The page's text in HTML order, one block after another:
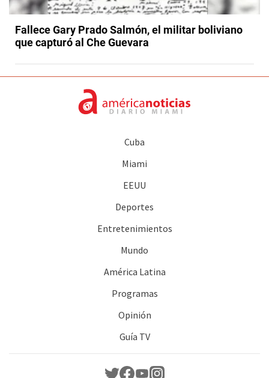
Fallece Gary Prado Salmón, el militar boliviano
que capturó al Che Guevara
Cuba
Miami
EEUU
Deportes
Entretenimientos
Mundo
América Latina
Programas
Opinión
Guía TV